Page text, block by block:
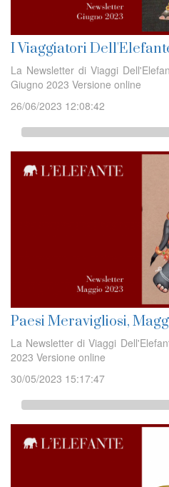
I Viaggiatori
La Newsletter di Viaggi
Giugno 2023 Versione online
26/06/2023 12:08:42
Paesi Meravigliosi,
La Newsletter di Viaggi
2023 Versione online
30/05/2023 15:17:47